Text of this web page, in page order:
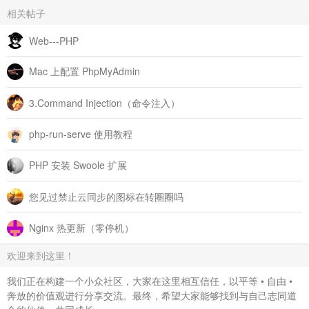
相关帖子
Web---PHP
Mac 上配置 PhpMyAdmin
3.Command Injection（命令注入）
php-run-serve 使用教程
PHP 安装 Swoole 扩展
您见过禁止云同步的图标在转圈圈吗
Nginx 热更新（零停机）
欢迎来到这里！
我们正在构建一个小众社区，大家在这里相互信任，以平等 • 自由 •
奔放的价值观进行分享交流。最终，希望大家能够找到与自己志同道